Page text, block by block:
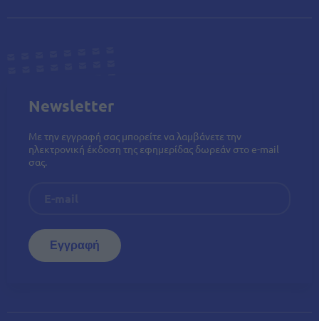
Newsletter
Με την εγγραφή σας μπορείτε να λαμβάνετε την
ηλεκτρονική έκδοση της εφημερίδας δωρεάν στο e-mail
σας.